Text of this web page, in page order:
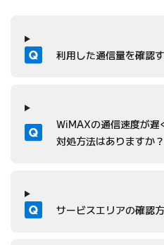
質問 利用した通信量を確認
質問
WiMAXの通信速度が遅
対処方法はありますか？
質問 サービスエリアの確認